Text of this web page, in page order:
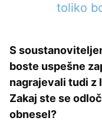
toliko
S
boste uspešne
nagrajevali tudi z
Zakaj ste se
obnesel?